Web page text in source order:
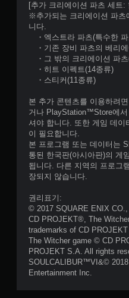
[추가 크리에이션 파츠 세트:
※추가되는 크리에이션 파츠
니다.
・엑스트라 파츠(특수한 파
・기존 장비 파츠의 베리
・그 밖의 크리에이션 파츠
・히트 이펙트(14종류)
・스티커(11종류)
본 추가 콘텐츠를 이용하려
거나 PlayStation™Store에
셔야 합니다. 또한 게임 데이
이 필요합니다.
본 프로그램 또는 데이터는
통된 한국판(아시아판)의 게
됩니다. 다른 지역의 프로그
장되지 않습니다.
권리표기:
© 2017 SQUARE ENIX
CD PROJEKT®, The
trademarks of CD
The Witcher game © CD
PROJEKT S.A. All rights
SOULCALIBUR™VI&©
Entertainment Inc.